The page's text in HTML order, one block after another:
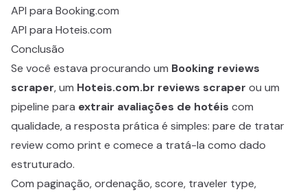
API para Booking.com
API para Hoteis.com
Conclusão
Se você estava procurando um Booking reviews
scraper, um Hoteis.com.br reviews scraper ou um
pipeline para extrair avaliações de hotéis com
qualidade, a resposta prática é simples: pare de tratar
review como print e comece a tratá-la como dado
estruturado.
Com paginação, ordenação, score, traveler type,